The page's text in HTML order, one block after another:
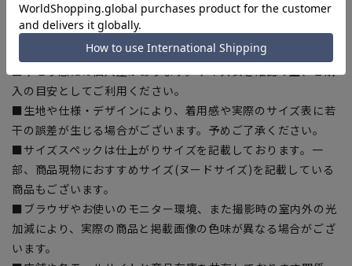
【商品に関するご注意】
■商品画像はサンプルのため、色味やサイズ等の仕様に変更が
ある場合がございますので、予めご了承ください。
入の目安としてご利用ください。
■生地や仕様・デザインにより、着用感や実際のサイズ表に若
干の誤差が生じる場合がございます。予めご了承ください。
■サイズスペックは仕上がりサイズを記載しております。一
部、商品現物におすすめサイズ(ヌードサイズ)を記載している
商品もございます。
■ブラウザやお使いのモニター環境、また撮影時の室内外の光
加減により、実際の商品と掲載画像の色味が異なる場合がござ
います。